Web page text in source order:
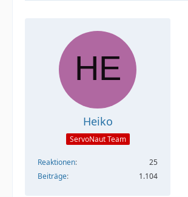
Heiko
ServoNaut Team
Reaktionen
25
Beiträge
1.104